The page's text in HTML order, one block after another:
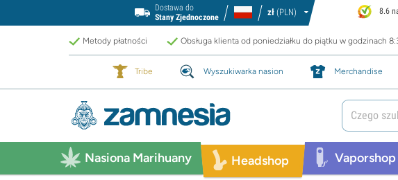
Dostawa do
Stany Zjednoczone
zł (PLN) 8.6
Metody płatności Obsługa klienta od poniedziałku do piątku w godzinach
Tribe Wyszukiwarka nasion Merchandise
Nasiona Marihuany Headshop Vaporshop